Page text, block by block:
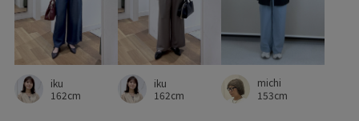
iku
162cm
iku
162cm
michi
153cm